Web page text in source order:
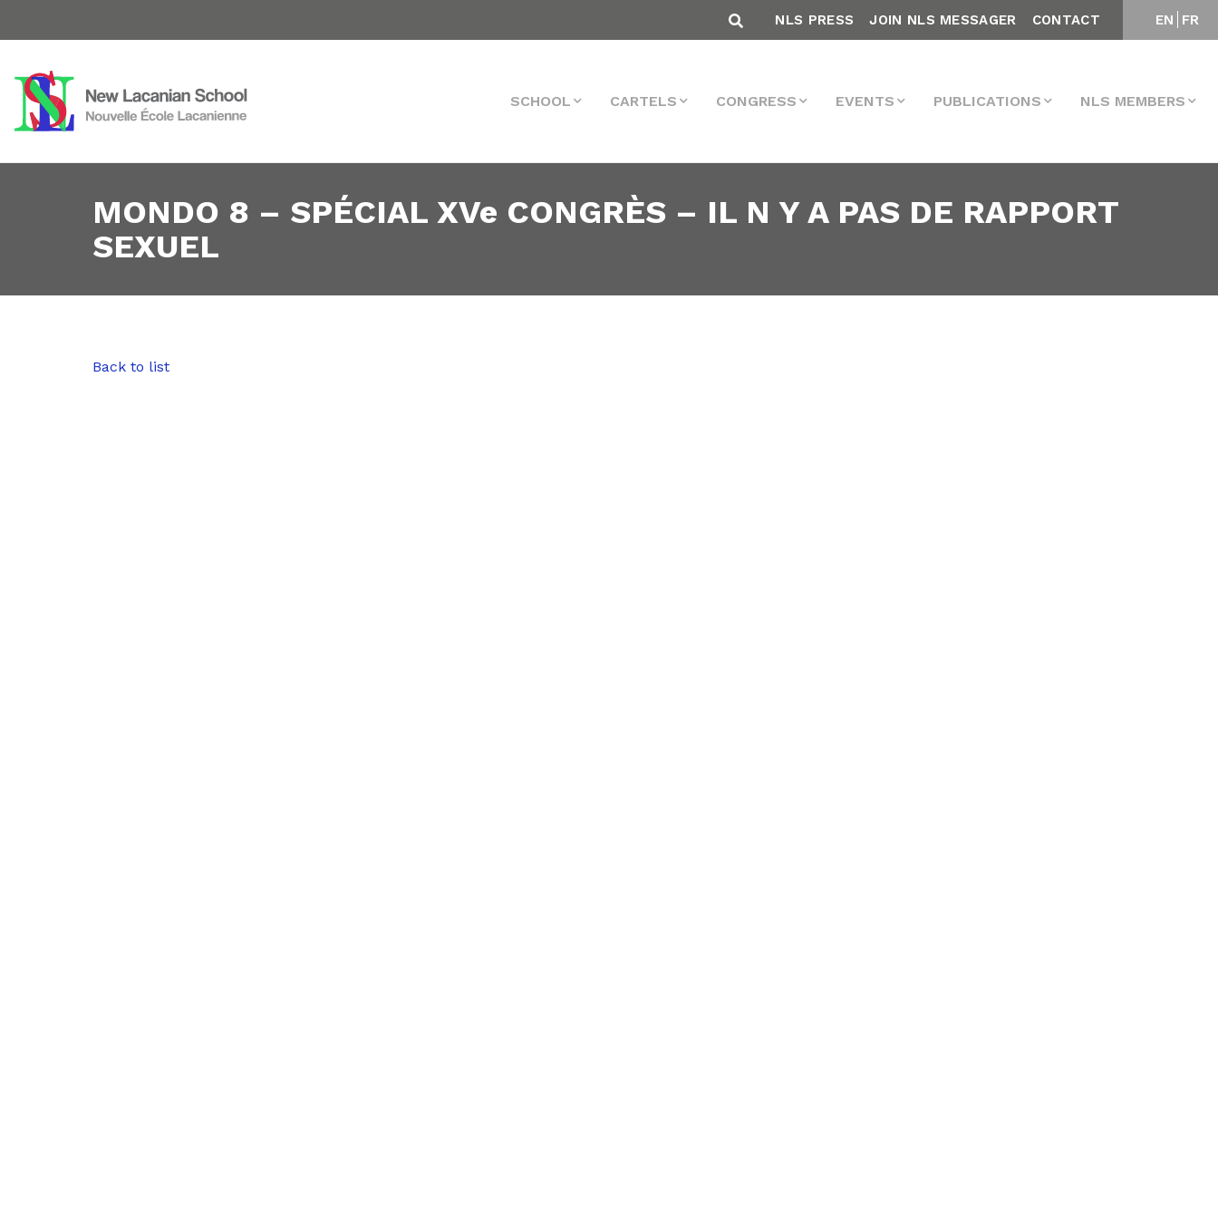
EN FR
NLS PRESS JOIN NLS MESSAGER CONTACT
SCHOOL CARTELS CONGRESS EVENTS PUBLICATIONS NLS MEMBERS
MONDO 8 – SPÉCIAL XVe CONGRÈS – IL N Y A PAS DE RAPPORT
SEXUEL
Back to list